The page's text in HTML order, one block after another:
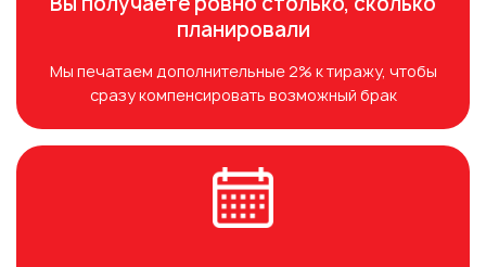
планировали
Мы печатаем дополнительные 2% к тиражу, чтобы
сразу компенсировать возможный брак